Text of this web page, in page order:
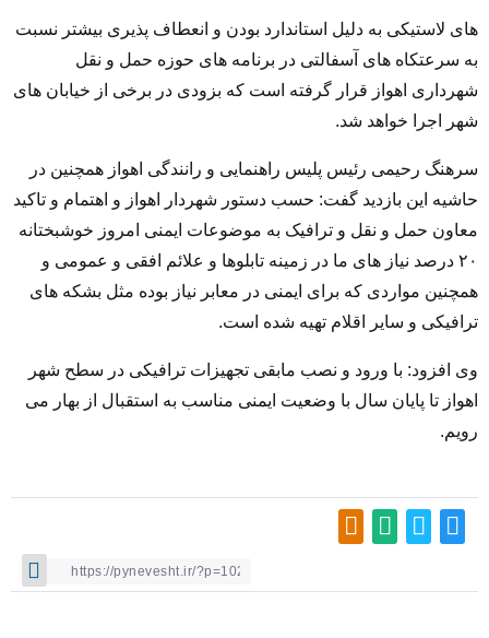
های لاستیکی به دلیل استاندارد بودن و انعطاف پذیری بیشتر نسبت
به سرعتکاه های آسفالتی در برنامه های حوزه حمل و نقل
شهرداری اهواز قرار گرفته است که بزودی در برخی از خیابان های
شهر اجرا خواهد شد.
سرهنگ رحیمی رئیس پلیس راهنمایی و رانندگی اهواز همچنین در
حاشیه این بازدید گفت: حسب دستور شهردار اهواز و اهتمام و تاکید
معاون حمل و نقل و ترافیک به موضوعات ایمنی امروز خوشبختانه
۲۰ درصد نیاز های ما در زمینه تابلوها و علائم افقی و عمومی و
همچنین مواردی که برای ایمنی در معابر نیاز بوده مثل بشکه های
ترافیکی و سایر اقلام تهیه شده است.
وی افزود: با ورود و نصب مابقی تجهیزات ترافیکی در سطح شهر
اهواز تا پایان سال با وضعیت ایمنی مناسب به استقبال از بهار می
رویم.